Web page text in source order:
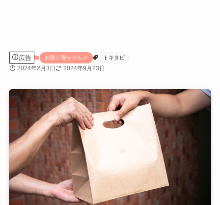
広告 お取り寄せグルメ トキタビ
2024年2月3日 2024年9月23日